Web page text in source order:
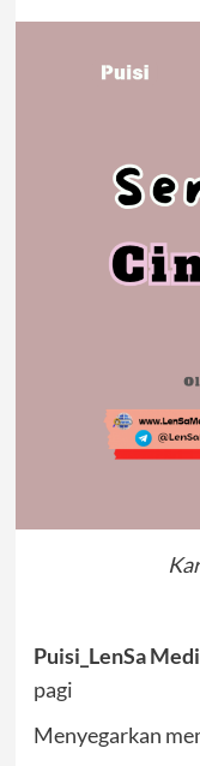
Puisi_LenSa
pagi
Menyegarkan